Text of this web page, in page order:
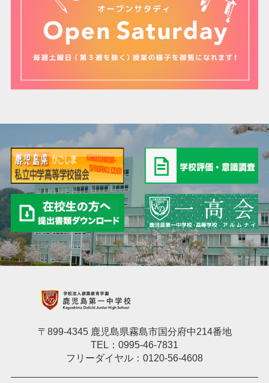
〒899-4345 鹿児島県霧島市国分府中214番地
TEL：0995-46-7831
フリーダイヤル：0120-56-4608